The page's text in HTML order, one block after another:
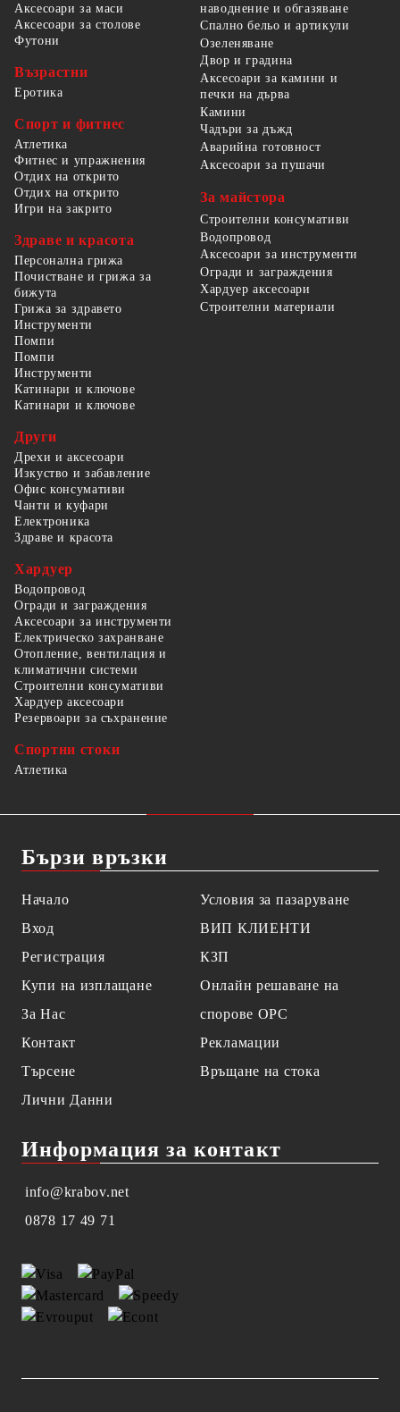
Аксесоари за маси
Аксесоари за столове
Футони
Възрастни
Еротика
Спорт и фитнес
Атлетика
Фитнес и упражнения
Отдих на открито
Отдих на открито
Игри на закрито
Здраве и красота
Персонална грижа
Почистване и грижа за
бижута
Грижа за здравето
наводнение и обгазяване
Спално бельо и артикули
Озеленяване
Двор и градина
Аксесоари за камини и
печки на дърва
Камини
Чадъри за дъжд
Аварийна готовност
Аксесоари за пушачи
За майстора
Строителни консумативи
Водопровод
Аксесоари за инструменти
Огради и заграждения
Хардуер аксесоари
Строителни материали
Инструменти
Помпи
Помпи
Инструменти
Катинари и ключове
Катинари и ключове
Други
Дрехи и аксесоари
Изкуство и забавление
Офис консумативи
Чанти и куфари
Електроника
Здраве и красота
Хардуер
Водопровод
Огради и заграждения
Аксесоари за инструменти
Електрическо захранване
Отопление, вентилация и
климатични системи
Строителни консумативи
Хардуер аксесоари
Резервоари за съхранение
Спортни стоки
Атлетика
Бързи връзки
Начало
Вход
Регистрация
Купи на изплащане
За Нас
Контакт
Търсене
Лични Данни
Условия за пазаруване
ВИП КЛИЕНТИ
КЗП
Онлайн решаване на
спорове OPC
Рекламации
Връщане на стока
Информация за контакт
info@krabov.net
0878 17 49 71